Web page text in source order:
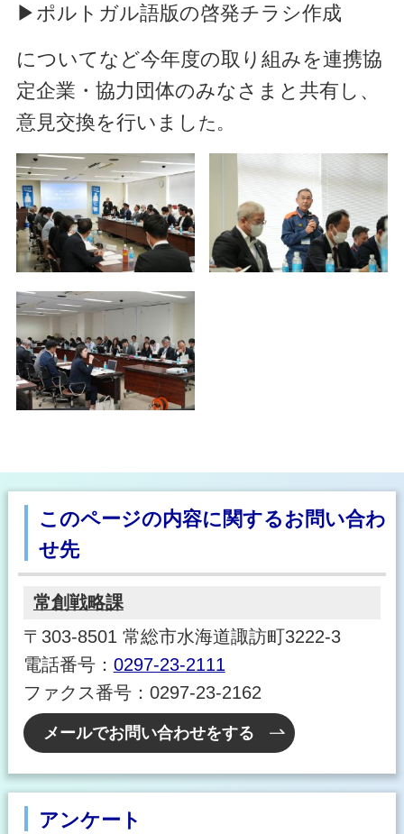
▶ポルトガル語版の啓発チラシ作成
についてなど今年度の取り組みを連携協
定企業・協力団体のみなさまと共有し、
意見交換を行いまし た。
このページの内容に関するお問い合わ
せ先
常創戦略課
〒303-8501 常総市水海道諏訪町3222-3
電話番号： 0297-23-2111
ファクス番号：0297-23-2162
メールでお問い合わせをする
アンケート